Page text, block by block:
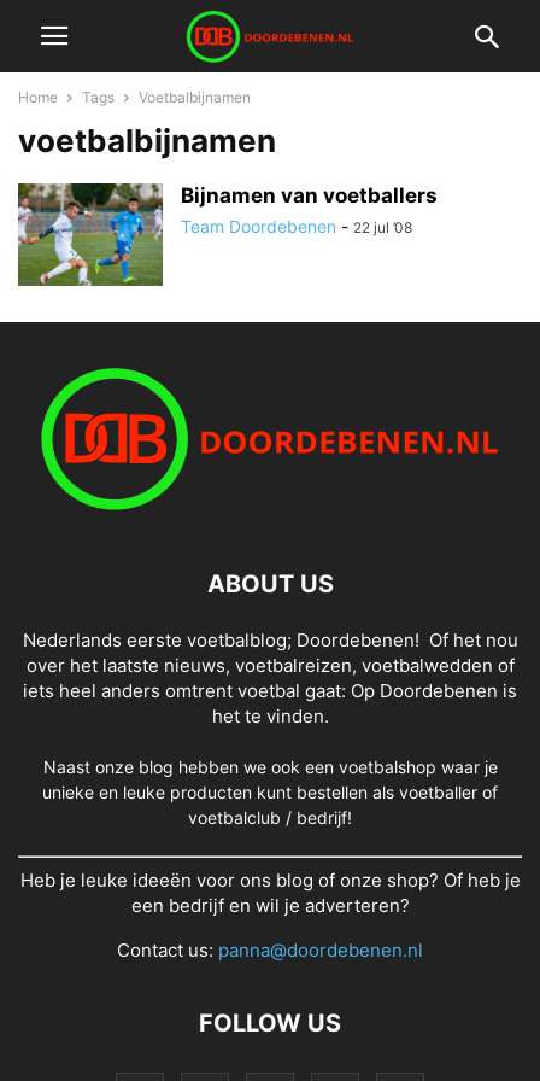
Home Tags Voetbalbijnamen
voetbalbijnamen
Bijnamen van voetballers
Team Doordebenen - 22 jul ’08
ABOUT US
Nederlands eerste voetbalblog; Doordebenen! Of het nou
over het laatste nieuws, voetbalreizen, voetbalwedden of
iets heel anders omtrent voetbal gaat: Op Doordebenen is
het te vinden.
Naast onze blog hebben we ook een voetbalshop waar je
unieke en leuke producten kunt bestellen als voetballer of
voetbalclub / bedrijf!
Heb je leuke ideeën voor ons blog of onze shop? Of heb je
een bedrijf en wil je adverteren?
Contact us: panna@doordebenen.nl
FOLLOW US